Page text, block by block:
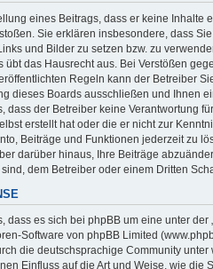
eines Beitrags, dass er keine Inhalte
Sie erklären insbesondere, dass
und Bilder zu setzen bzw. zu
übt das Hausrecht aus. Bei Verstößen
Regeln kann der Betreiber
dieses Boards ausschließen und Ihnen
dass der Betreiber keine Verantwortung
erstellt hat oder die er nicht zur
Beiträge und Funktionen jederzeit zu
darüber hinaus, Ihre Beiträge
dem Betreiber oder einem Dritten
dass es sich bei phpBB um eine unter der
Software von phpBB Limited
die deutschsprachige Community
Einfluss auf die Art und Weise, wie die